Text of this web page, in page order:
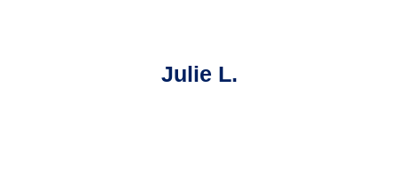
Julie L.